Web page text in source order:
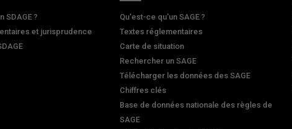
SDAGE ?
et jurisprudence
Qu'est-ce qu'un SAGE ?
Textes réglementaires
Carte de situation
Rechercher un SAGE
Télécharger les données des SAGE
Chiffres clés
Base de données nationale des règles de
SAGE